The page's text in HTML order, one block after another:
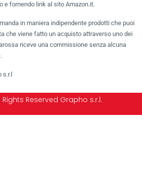
e fornendo link al sito Amazon.it.
in maniera indipendente prodotti che puoi
che viene fatto un acquisto attraverso uno dei
riceve una commissione senza alcuna
Reserved Grapho s.r.l.